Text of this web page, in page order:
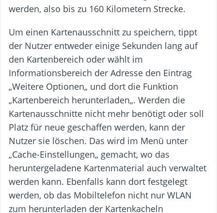
werden, also bis zu 160 Kilometern Strecke.
Um einen Kartenausschnitt zu speichern, tippt
der Nutzer entweder einige Sekunden lang auf
den Kartenbereich oder wählt im
Informationsbereich der Adresse den Eintrag
„Weitere Optionen„ und dort die Funktion
„Kartenbereich herunterladen„. Werden die
Kartenausschnitte nicht mehr benötigt oder soll
Platz für neue geschaffen werden, kann der
Nutzer sie löschen. Das wird im Menü unter
„Cache-Einstellungen„ gemacht, wo das
heruntergeladene Kartenmaterial auch verwaltet
werden kann. Ebenfalls kann dort festgelegt
werden, ob das Mobiltelefon nicht nur WLAN
zum herunterladen der Kartenkacheln